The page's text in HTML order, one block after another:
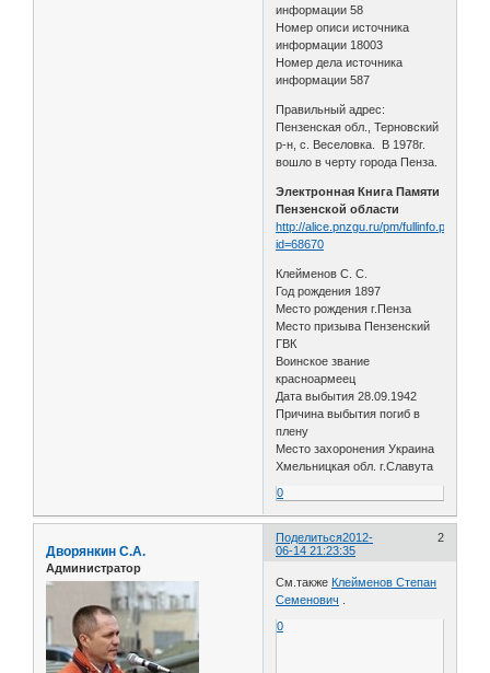
информации 58
Номер описи источника
информации 18003
Номер дела источника
информации 587
Правильный адрес:
Пензенская обл., Терновский
р-н, с. Веселовка. В 1978г.
вошло в черту города Пенза.
Электронная Книга Памяти
Пензенской области
http://alice.pnzgu.ru/pm/fullinfo.php?
id=68670
Клейменов С. С.
Год рождения 1897
Место рождения г.Пенза
Место призыва Пензенский
ГВК
Воинское звание
красноармеец
Дата выбытия 28.09.1942
Причина выбытия погиб в
плену
Место захоронения Украина
Хмельницкая обл. г.Славута
0
Поделиться 2
2012-
06-14 21:23:35
Дворянкин С.А.
Администратор
См.также Клейменов Степан
Семенович
0